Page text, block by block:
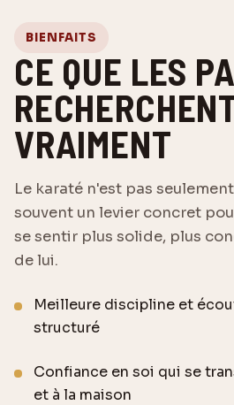
BIENFAITS
CE QUE LES
VRAIMENT
Le karaté n'est pas
souvent un levier concret
se sentir plus solide, plus
de lui.
Meilleure discipline et
structuré
Confiance en soi qui se
et à la maison